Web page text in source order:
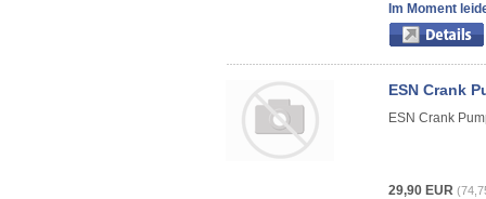
Im Moment
ESN Crank
ESN Crank
29,90 EUR